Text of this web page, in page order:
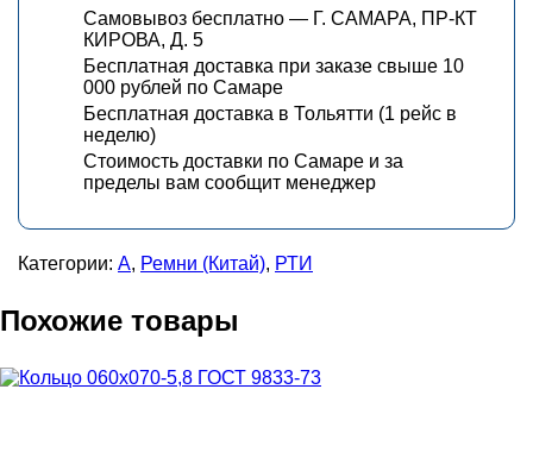
Самовывоз бесплатно — Г. САМАРА, ПР-КТ
КИРОВА, Д. 5
Бесплатная доставка при заказе свыше 10
000 рублей по Самаре
Бесплатная доставка в Тольятти (1 рейс в
неделю)
Стоимость доставки по Самаре и за
пределы вам сообщит менеджер
Категории: А, Ремни (Китай), РТИ
Похожие товары